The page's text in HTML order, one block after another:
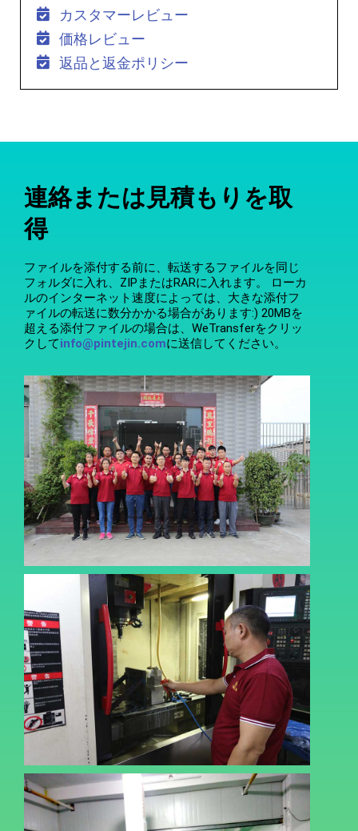
カスタマーレビュー
価格レビュー
返品と返金ポリシー
連絡または見積もりを取
得
ファイルを添付する前に、転送するファイルを同じ
フォルダに入れ、ZIPまたはRARに入れます。 ローカ
ルのインターネット速度によっては、大きな添付フ
ァイルの転送に数分かかる場合があります:) 20MBを
超える添付ファイルの場合は、WeTransferをクリッ
クしてinfo@pintejin.comに送信してください。